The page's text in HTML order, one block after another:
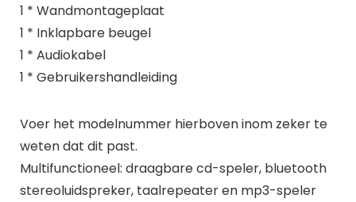
1 * Wandmontageplaat
1 * Inklapbare beugel
1 * Audiokabel
1 * Gebruikershandleiding
Voer het modelnummer hierboven inom zeker te
weten dat dit past.
Multifunctioneel: draagbare cd-speler, bluetooth
stereoluidspreker, taalrepeater en mp3-speler